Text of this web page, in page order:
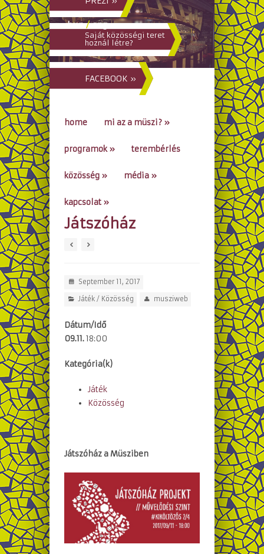
hun/eng
Saját közösségi teret
hoznál létre?
FACEBOOK »
home mi az a müszi? »
programok» terembérlés
közösség » média »
kapcsolat »
go to...
Játszóház
September 11, 2017
Játék/ Közösség musziweb
Dátum/Idő
09.11.18:00
Kategória(k)
Játék
Közösség
Játszóház a Müsziben